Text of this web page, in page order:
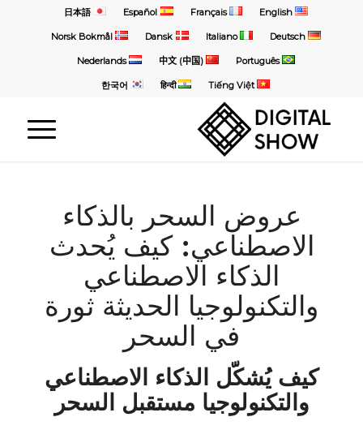
English
Français
Español
日本語
Deutsch
Italiano
Dansk
Norsk Bokmål
Português
中文 (中国)
Nederlands
Tiếng Việt
हिन्दी
한국어
عروض السحر بالذكاء
الاصطناعي: كيف يُحدث
الذكاء الاصطناعي
والتكنولوجيا الحديثة ثورة
في السحر
كيف يُشكّل الذكاء الاصطناعي
والتكنولوجيا مستقبل السحر